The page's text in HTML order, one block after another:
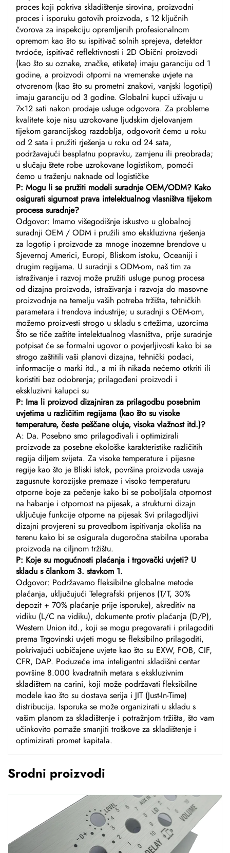
proces koji pokriva skladištenje sirovina, proizvodni
proces i isporuku gotovih proizvoda, s 12 ključnih
čvorova za inspekciju opremljenih profesionalnom
opremom kao što su ispitivač solnih sprejeva, detektor
tvrdoće, ispitivač reflektivnosti i 2D Obični proizvodi
(kao što su oznake, značke, etikete) imaju garanciju od 1
godine, a proizvodi otporni na vremenske uvjete na
otvorenom (kao što su prometni znakovi, vanjski logotipi)
imaju garanciju od 3 godine. Globalni kupci uživaju u
7×12 sati nakon prodaje usluge odgovora. Za probleme
kvalitete koje nisu uzrokovane ljudskim djelovanjem
tijekom garancijskog razdoblja, odgovorit ćemo u roku
od 2 sata i pružiti rješenja u roku od 24 sata,
podržavajući besplatnu popravku, zamjenu ili preobrada;
u slučaju štete robe uzrokovane logistikom, pomoći
ćemo u traženju naknade od logističke
P: Mogu li se pružiti modeli suradnje OEM/ODM? Kako
osigurati sigurnost prava intelektualnog vlasništva tijekom
procesa suradnje?
Odgovor: Imamo višegodišnje iskustvo u globalnoj
suradnji OEM / ODM i pružili smo ekskluzivna rješenja
za logotip i proizvode za mnoge inozemne brendove u
Sjevernoj Americi, Europi, Bliskom istoku, Oceaniji i
drugim regijama. U suradnji s ODM-om, naš tim za
istraživanje i razvoj može pružiti usluge punog procesa
od dizajna proizvoda, istraživanja i razvoja do masovne
proizvodnje na temelju vaših potreba tržišta, tehničkih
parametara i trendova industrije; u suradnji s OEM-om,
možemo proizvesti strogo u skladu s crtežima, uzorcima
Što se tiče zaštite intelektualnog vlasništva, prije suradnje
potpisat će se formalni ugovor o povjerljivosti kako bi se
strogo zaštitili vaši planovi dizajna, tehnički podaci,
informacije o marki itd., a mi ih nikada nećemo otkriti ili
koristiti bez odobrenja; prilagođeni proizvodi i
ekskluzivni kalupci su
P: Ima li proizvod dizajniran za prilagodbu posebnim
uvjetima u različitim regijama (kao što su visoke
temperature, česte peščane oluje, visoka vlažnost itd.)?
A: Da. Posebno smo prilagođivali i optimizirali
proizvode za posebne ekološke karakteristike različitih
regija diljem svijeta. Za visoke temperature i pijesne
regije kao što je Bliski istok, površina proizvoda usvaja
zagusnute korozijske premaze i visoko temperaturu
otporne boje za pečenje kako bi se poboljšala otpornost
na habanje i otpornost na pijesak, a strukturni dizajn
uključuje funkcije otporne na pijesak Svi prilagodljivi
dizajni provjereni su provedbom ispitivanja okoliša na
terenu kako bi se osigurala dugoročna stabilna uporaba
proizvoda na ciljnom tržištu.
P: Koje su mogućnosti plaćanja i trgovački uvjeti? U
skladu s člankom 3. stavkom 1.
Odgovor: Podržavamo fleksibilne globalne metode
plaćanja, uključujući Telegrafski prijenos (T/T, 30%
depozit + 70% plaćanje prije isporuke), akreditiv na
vidiku (L/C na vidiku), dokumente protiv plaćanja (D/P),
Western Union itd., koji se mogu pregovarati i prilagoditi
prema Trgovinski uvjeti mogu se fleksibilno prilagoditi,
pokrivajući uobičajene uvjete kao što su EXW, FOB, CIF,
CFR, DAP. Poduzeće ima inteligentni skladišni centar
površine 8.000 kvadratnih metara s ekskluzivnim
skladištem na carini, koji može podržavati fleksibilne
modele kao što su dostava serija i JIT (Just-In-Time)
distribucija. Isporuka se može organizirati u skladu s
vašim planom za skladištenje i potražnjom tržišta, što vam
učinkovito pomaže smanjiti troškove za skladištenje i
optimizirati promet kapitala.
Srodni proizvodi